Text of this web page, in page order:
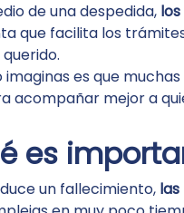
de una despedida,
que facilita los
imaginas es que
acompañar mejor a
es
un fallecimiento,